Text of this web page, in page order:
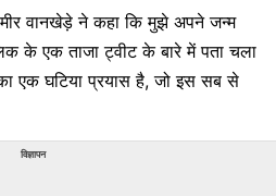
वानखेड़े ने कहा कि मुझे अपने जन्म
के एक ताजा ट्वीट के बारे में पता चला
एक घटिया प्रयास है, जो इस सब से
विज्ञापन